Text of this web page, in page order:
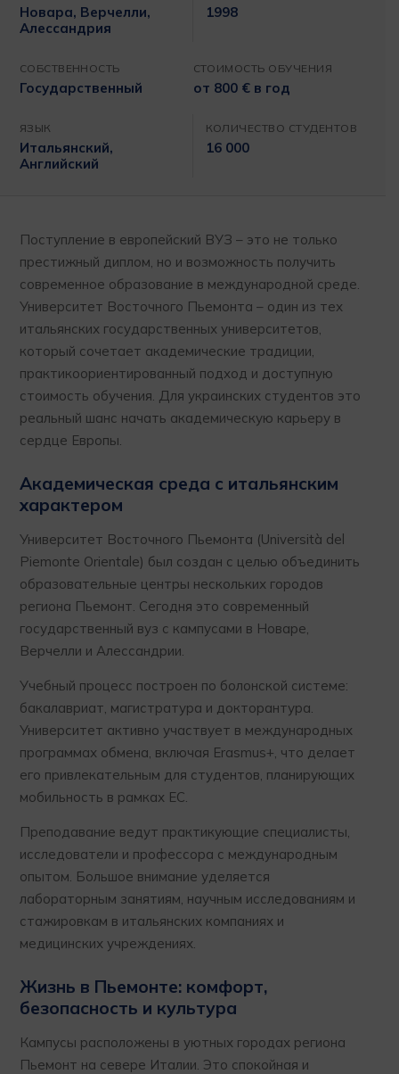
Новара, Верчелли,
Алессандрия
1998
СОБСТВЕННОСТЬ
Государственный
СТОИМОСТЬ ОБУЧЕНИЯ
от 800 € в год
ЯЗЫК
Итальянский,
Английский
КОЛИЧЕСТВО СТУДЕНТОВ
16 000
Поступление в европейский ВУЗ – это не только
престижный диплом, но и возможность получить
современное образование в международной среде.
Университет Восточного Пьемонта – один из тех
итальянских государственных университетов,
который сочетает академические традиции,
практикоориентированный подход и доступную
стоимость обучения. Для украинских студентов это
реальный шанс начать академическую карьеру в
сердце Европы.
Академическая среда с итальянским
характером
Университет Восточного Пьемонта (Università del
Piemonte Orientale) был создан с целью объединить
образовательные центры нескольких городов
региона Пьемонт. Сегодня это современный
государственный вуз с кампусами в Новаре,
Верчелли и Алессандрии.
Учебный процесс построен по болонской системе:
бакалавриат, магистратура и докторантура.
Университет активно участвует в международных
программах обмена, включая Erasmus+, что делает
его привлекательным для студентов, планирующих
мобильность в рамках ЕС.
Преподавание ведут практикующие специалисты,
исследователи и профессора с международным
опытом. Большое внимание уделяется
лабораторным занятиям, научным исследованиям и
стажировкам в итальянских компаниях и
медицинских учреждениях.
Жизнь в Пьемонте: комфорт,
безопасность и культура
Кампусы расположены в уютных городах региона
Пьемонт на севере Италии. Это спокойная и